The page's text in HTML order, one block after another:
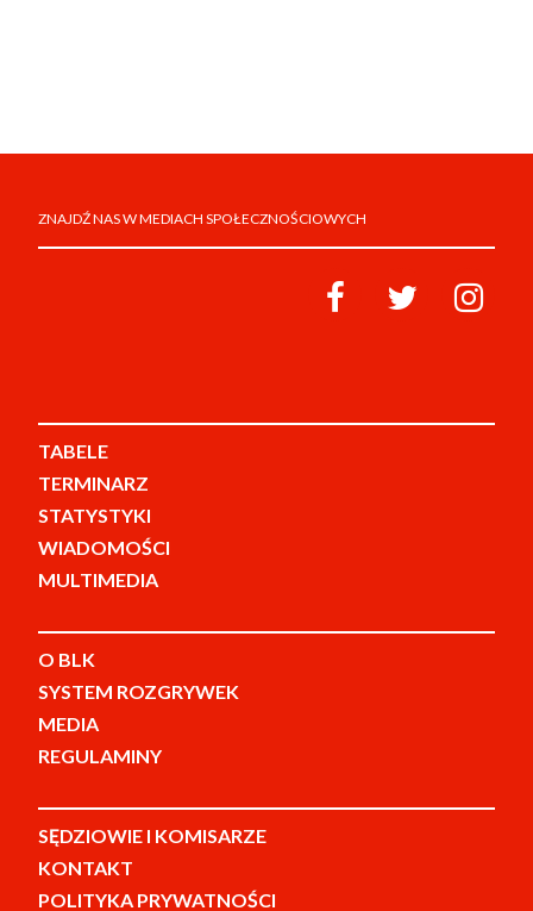
ZNAJDŹ NAS W MEDIACH SPOŁECZNOŚCIOWYCH
TABELE
TERMINARZ
STATYSTYKI
WIADOMOŚCI
MULTIMEDIA
O BLK
SYSTEM ROZGRYWEK
MEDIA
REGULAMINY
SĘDZIOWIE I KOMISARZE
KONTAKT
POLITYKA PRYWATNOŚCI